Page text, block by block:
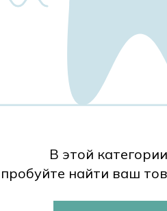
В этой
найти ваш